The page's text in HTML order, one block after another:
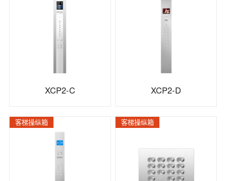
XCP2-C XCP2-D
客梯操纵箱 客梯操纵箱